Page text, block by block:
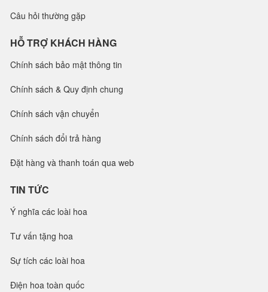
Câu hỏi thường gặp
HỖ TRỢ KHÁCH HÀNG
Chính sách bảo mật thông tin
Chính sách & Quy định chung
Chính sách vận chuyển
Chính sách đổi trả hàng
Đặt hàng và thanh toán qua web
TIN TỨC
Ý nghĩa các loài hoa
Tư vấn tặng hoa
Sự tích các loài hoa
Điện hoa toàn quốc